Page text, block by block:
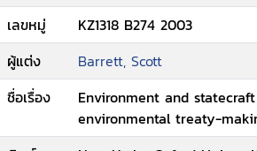
เลขหมู่
KZ1318 B274 2003
ผู้แต่ง
Barrett, Scott
ชื่อเรื่อง
Environment and
environmental treaty-